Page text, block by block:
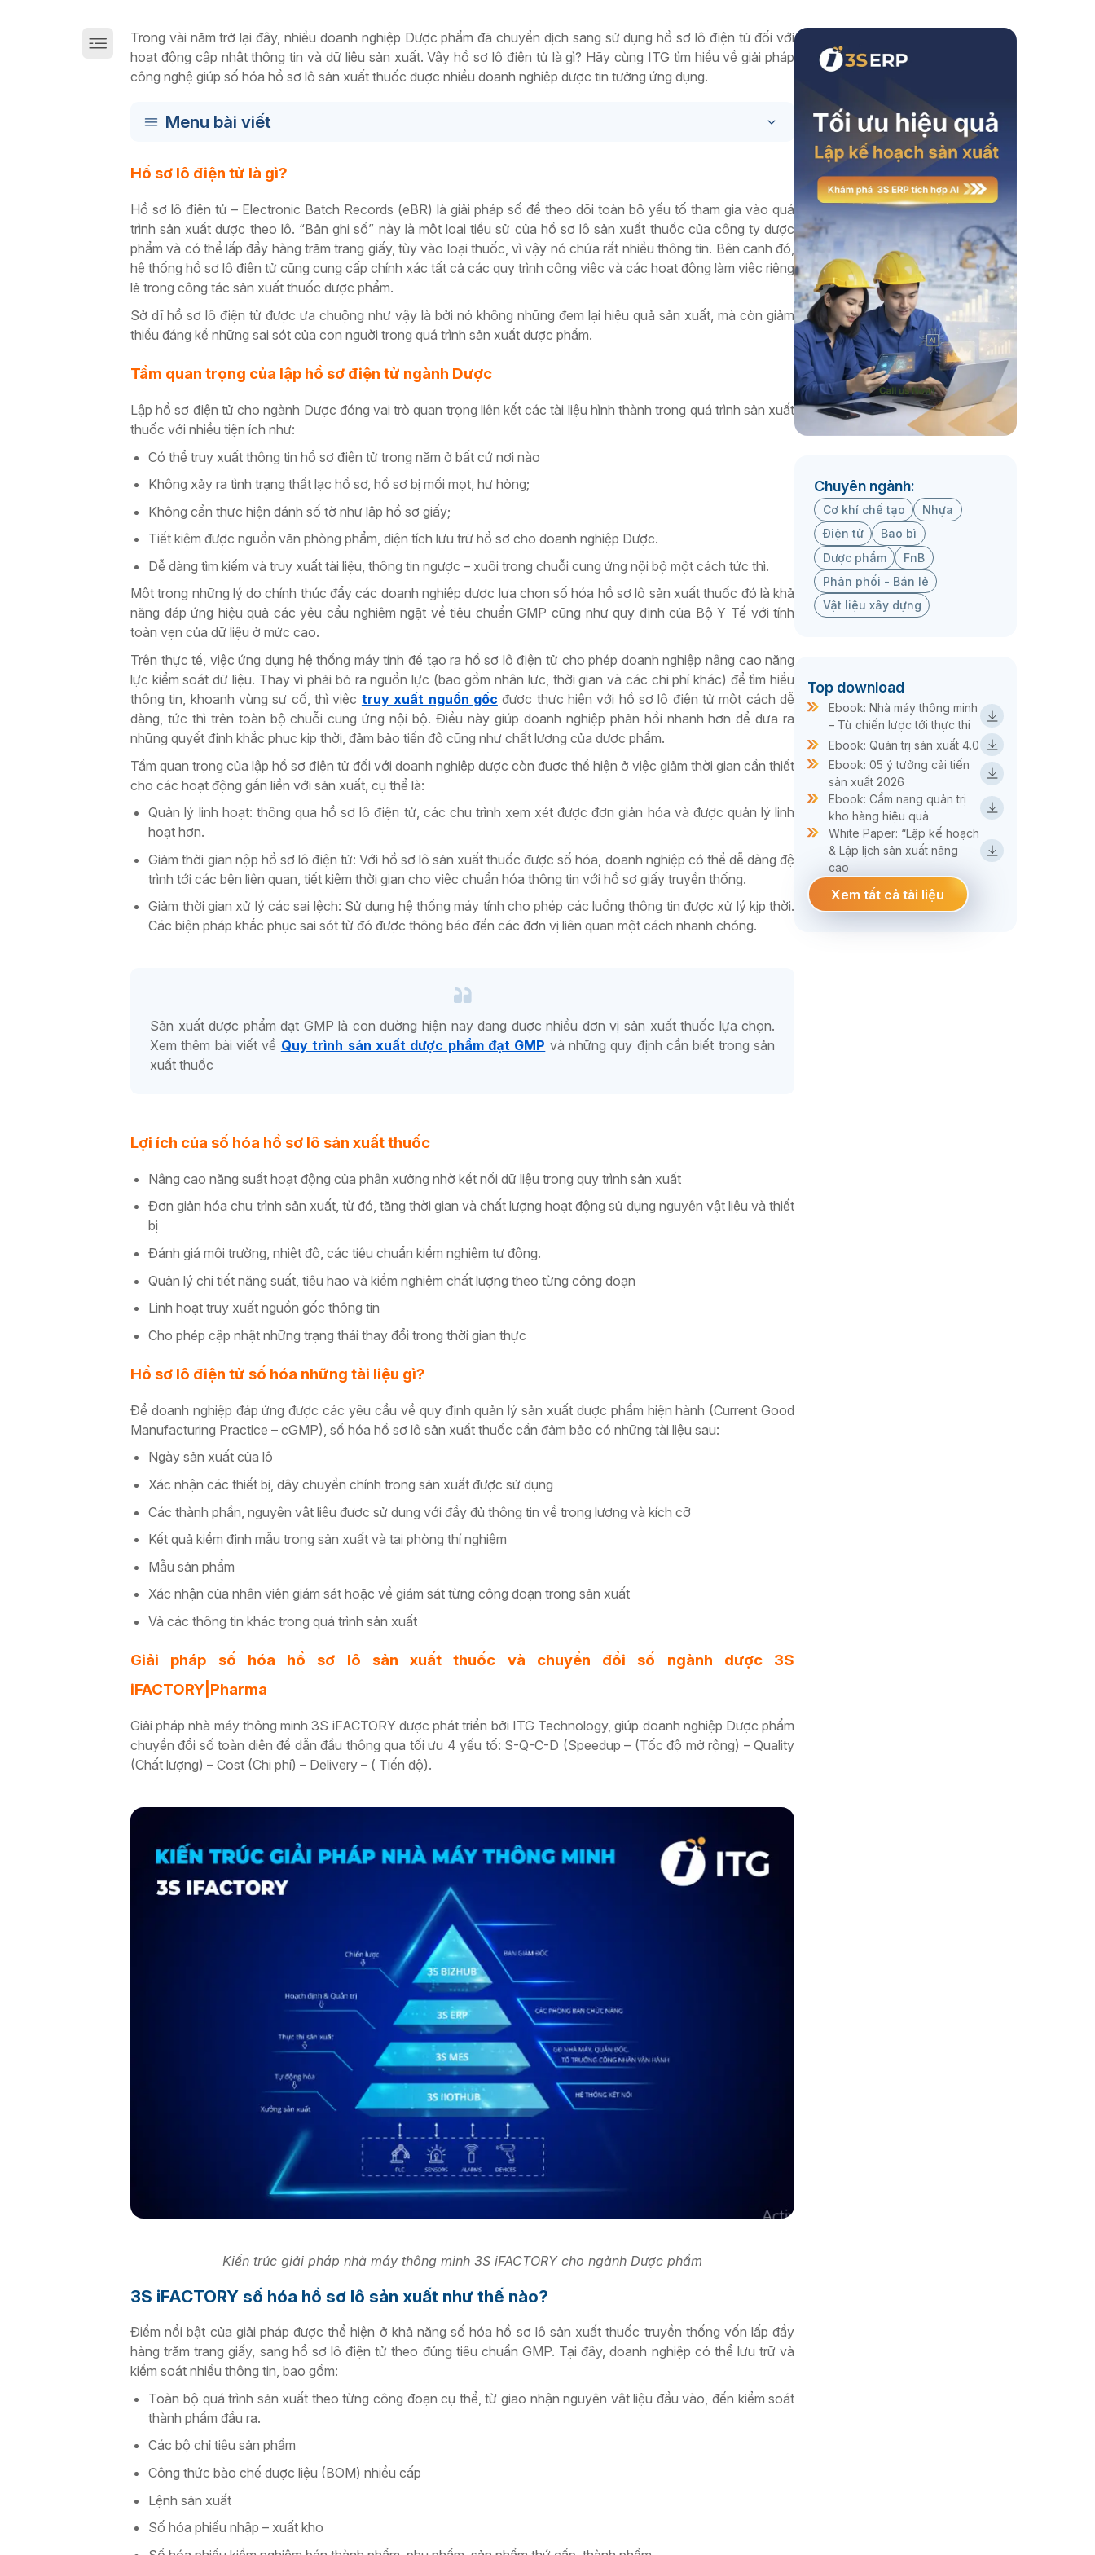
Xem thêm
Trong vài năm trở lại đây, nhiều doanh nghiệp Dược phẩm đã chuyển dịch sang sử dụng hồ sơ lô điện tử đối với
hoạt động cập nhật thông tin và dữ liệu sản xuất. Vậy hồ sơ lô điện tử là gì? Hãy cùng ITG tìm hiểu về giải pháp
công nghệ giúp số hóa hồ sơ lô sản xuất thuốc được nhiều doanh nghiệp dược tin tưởng ứng dụng.
Menu bài viết
Hồ sơ lô điện tử là gì?
Hồ sơ lô điện tử – Electronic Batch Records (eBR) là giải pháp số để theo dõi toàn bộ yếu tố tham gia vào quá
trình sản xuất dược theo lô. “Bản ghi số” này là một loại tiểu sử của hồ sơ lô sản xuất thuốc của công ty dược
phẩm và có thể lấp đầy hàng trăm trang giấy, tùy vào loại thuốc, vì vậy nó chứa rất nhiều thông tin. Bên cạnh đó,
hệ thống hồ sơ lô điện tử cũng cung cấp chính xác tất cả các quy trình công việc và các hoạt động làm việc riêng
lẻ trong công tác sản xuất thuốc dược phẩm.
Sở dĩ hồ sơ lô điện tử được ưa chuộng như vậy là bởi nó không những đem lại hiệu quả sản xuất, mà còn giảm
thiểu đáng kể những sai sót của con người trong quá trình sản xuất dược phẩm.
Tầm quan trọng của lập hồ sơ điện tử ngành Dược
Lập hồ sơ điện tử cho ngành Dược đóng vai trò quan trọng liên kết các tài liệu hình thành trong quá trình sản xuất
thuốc với nhiều tiện ích như:
Có thể truy xuất thông tin hồ sơ điện tử trong năm ở bất cứ nơi nào
Không xảy ra tình trạng thất lạc hồ sơ, hồ sơ bị mối mọt, hư hỏng;
Không cần thực hiện đánh số tờ như lập hồ sơ giấy;
Tiết kiệm được nguồn văn phòng phẩm, diện tích lưu trữ hồ sơ cho doanh nghiệp Dược.
Dễ dàng tìm kiếm và truy xuất tài liệu, thông tin ngược – xuôi trong chuỗi cung ứng nội bộ một cách tức thì.
Một trong những lý do chính thúc đẩy các doanh nghiệp dược lựa chọn số hóa hồ sơ lô sản xuất thuốc đó là khả
năng đáp ứng hiệu quả các yêu cầu nghiêm ngặt về tiêu chuẩn GMP cũng như quy định của Bộ Y Tế với tính
toàn vẹn của dữ liệu ở mức cao.
Trên thực tế, việc ứng dụng hệ thống máy tính để tạo ra hồ sơ lô điện tử cho phép doanh nghiệp nâng cao năng
lực kiểm soát dữ liệu. Thay vì phải bỏ ra nguồn lực (bao gồm nhân lực, thời gian và các chi phí khác) để tìm hiểu
thông tin, khoanh vùng sự cố, thì việc truy xuất nguồn gốc được thực hiện với hồ sơ lô điện tử một cách dễ
dàng, tức thì trên toàn bộ chuỗi cung ứng nội bộ. Điều này giúp doanh nghiệp phản hồi nhanh hơn để đưa ra
những quyết định khắc phục kịp thời, đảm bảo tiến độ cũng như chất lượng của dược phẩm.
Tầm quan trọng của lập hồ sơ điện tử đối với doanh nghiệp dược còn được thể hiện ở việc giảm thời gian cần thiết
cho các hoạt động gắn liền với sản xuất, cụ thể là:
Quản lý linh hoạt: thông qua hồ sơ lô điện tử, các chu trình xem xét được đơn giản hóa và được quản lý linh
hoạt hơn.
Giảm thời gian nộp hồ sơ lô điện tử: Với hồ sơ lô sản xuất thuốc được số hóa, doanh nghiệp có thể dễ dàng đệ
trình tới các bên liên quan, tiết kiệm thời gian cho việc chuẩn hóa thông tin với hồ sơ giấy truyền thống.
Giảm thời gian xử lý các sai lệch: Sử dụng hệ thống máy tính cho phép các luồng thông tin được xử lý kịp thời.
Các biện pháp khắc phục sai sót từ đó được thông báo đến các đơn vị liên quan một cách nhanh chóng.
Sản xuất dược phẩm đạt GMP là con đường hiện nay đang được nhiều đơn vị sản xuất thuốc lựa chọn.
Xem thêm bài viết về Quy trình sản xuất dược phẩm đạt GMP và những quy định cần biết trong sản
xuất thuốc
Lợi ích của số hóa hồ sơ lô sản xuất thuốc
Nâng cao năng suất hoạt động của phân xưởng nhờ kết nối dữ liệu trong quy trình sản xuất
Đơn giản hóa chu trình sản xuất, từ đó, tăng thời gian và chất lượng hoạt động sử dụng nguyên vật liệu và thiết
bị
Đánh giá môi trường, nhiệt độ, các tiêu chuẩn kiểm nghiệm tự động.
Quản lý chi tiết năng suất, tiêu hao và kiểm nghiệm chất lượng theo từng công đoạn
Linh hoạt truy xuất nguồn gốc thông tin
Cho phép cập nhật những trạng thái thay đổi trong thời gian thực
Hồ sơ lô điện tử số hóa những tài liệu gì?
Để doanh nghiệp đáp ứng được các yêu cầu về quy định quản lý sản xuất dược phẩm hiện hành (Current Good
Manufacturing Practice – cGMP), số hóa hồ sơ lô sản xuất thuốc cần đảm bảo có những tài liệu sau:
Ngày sản xuất của lô
Xác nhận các thiết bị, dây chuyền chính trong sản xuất được sử dụng
Các thành phần, nguyên vật liệu được sử dụng với đầy đủ thông tin về trọng lượng và kích cỡ
Kết quả kiểm định mẫu trong sản xuất và tại phòng thí nghiệm
Mẫu sản phẩm
Xác nhận của nhân viên giám sát hoặc về giám sát từng công đoạn trong sản xuất
Và các thông tin khác trong quá trình sản xuất
Giải pháp số hóa hồ sơ lô sản xuất thuốc và chuyển đổi số ngành dược 3S
iFACTORY|Pharma
Giải pháp nhà máy thông minh 3S iFACTORY được phát triển bởi ITG Technology, giúp doanh nghiệp Dược phẩm
chuyển đổi số toàn diện để dẫn đầu thông qua tối ưu 4 yếu tố: S-Q-C-D (Speedup – (Tốc độ mở rộng) – Quality
(Chất lượng) – Cost (Chi phí) – Delivery – ( Tiến độ).
Kiến trúc giải pháp nhà máy thông minh 3S iFACTORY cho ngành Dược phẩm
3S iFACTORY số hóa hồ sơ lô sản xuất như thế nào?
Điểm nổi bật của giải pháp được thể hiện ở khả năng số hóa hồ sơ lô sản xuất thuốc truyền thống vốn lấp đầy
hàng trăm trang giấy, sang hồ sơ lô điện tử theo đúng tiêu chuẩn GMP. Tại đây, doanh nghiệp có thể lưu trữ và
kiểm soát nhiều thông tin, bao gồm:
Toàn bộ quá trình sản xuất theo từng công đoạn cụ thể, từ giao nhận nguyên vật liệu đầu vào, đến kiểm soát
thành phẩm đầu ra.
Các bộ chỉ tiêu sản phẩm
Công thức bào chế dược liệu (BOM) nhiều cấp
Lệnh sản xuất
Số hóa phiếu nhập – xuất kho
Chuyên ngành:
Cơ khí chế tạo
Nhựa
Điện tử
Bao bì
Dược phẩm
FnB
Phân phối - Bán lẻ
Vật liệu xây dựng
Top download
Ebook: Nhà máy thông minh
– Từ chiến lược tới thực thi
Ebook: Quản trị sản xuất 4.0
Ebook: 05 ý tưởng cải tiến
sản xuất 2026
Ebook: Cẩm nang quản trị
kho hàng hiệu quả
White Paper: “Lập kế hoạch
& Lập lịch sản xuất nâng
cao
Xem tất cả tài liệu